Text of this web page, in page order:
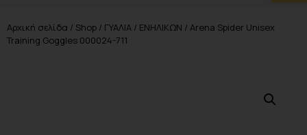
Αρχική σελίδα / Shop / ΓΥΑΛΙΑ / ΕΝΗΛΙΚΩΝ / Arena Spider Unisex
Training Goggles 000024-711